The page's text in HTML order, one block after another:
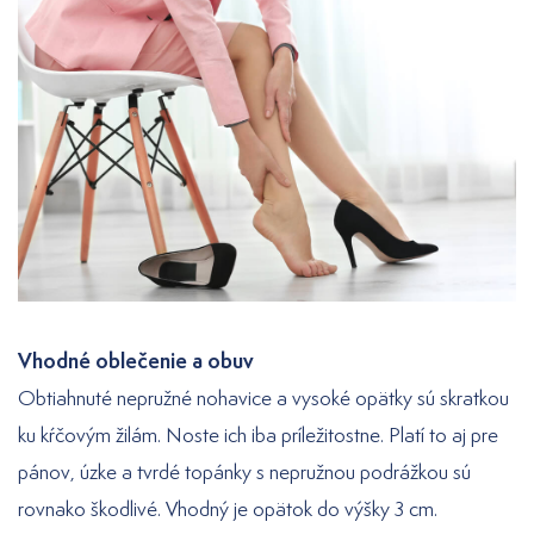
Vhodné oblečenie a obuv
Obtiahnuté nepružné nohavice a vysoké opätky sú skratkou
ku kŕčovým žilám. Noste ich iba príležitostne. Platí to aj pre
pánov, úzke a tvrdé topánky s nepružnou podrážkou sú
rovnako škodlivé. Vhodný je opätok do výšky 3 cm.